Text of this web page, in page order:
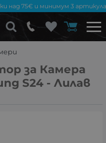
над 75€ и минимум 3
за Камера
S24 - Лилав